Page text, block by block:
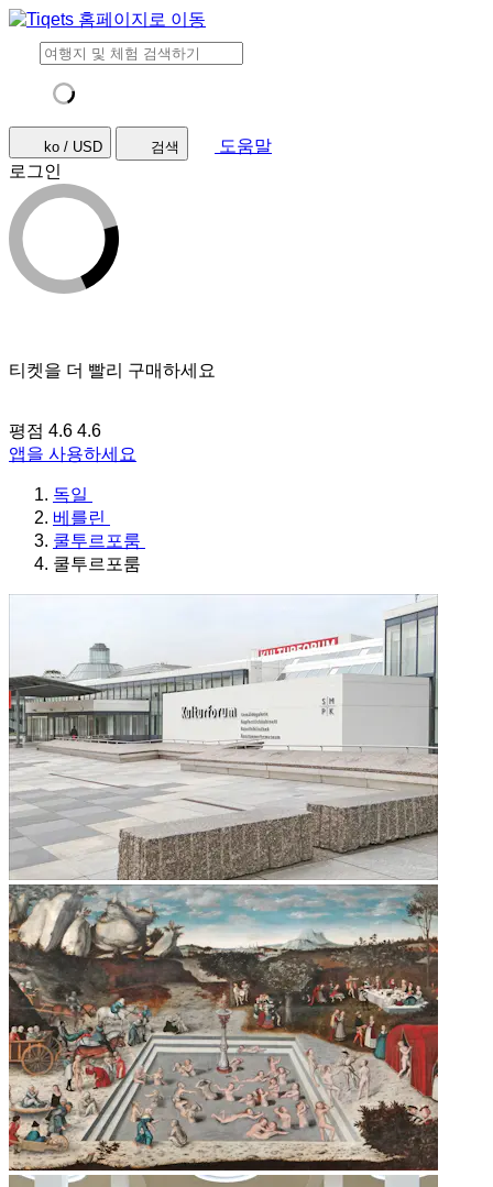
ko / USD 검색
도움말
로그인
티켓을 더 빨리 구매하세요
평점 4.6 4.6
앱을 사용하세요
독일
베를린
쿨투르포룸
쿨투르포룸